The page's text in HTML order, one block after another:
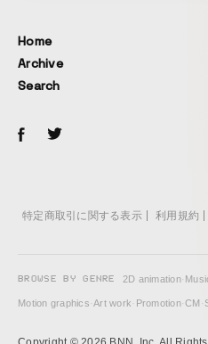
Home
Archive
Search
特定商取引に関する表示 利用規約
BROWSE BY GENRE 2D animation·
Motion graphics·Art work· Promotion·CM ·